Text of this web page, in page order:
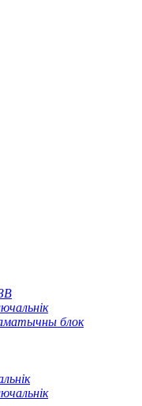
блок